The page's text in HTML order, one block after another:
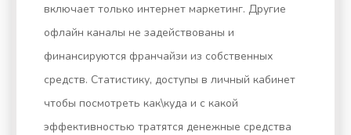
включает только интернет маркетинг. Другие
офлайн каналы не задействованы и
финансируются франчайзи из собственных
средств. Статистику, доступы в личный кабинет
чтобы посмотреть как\куда и с какой
эффективностью тратятся денежные средства